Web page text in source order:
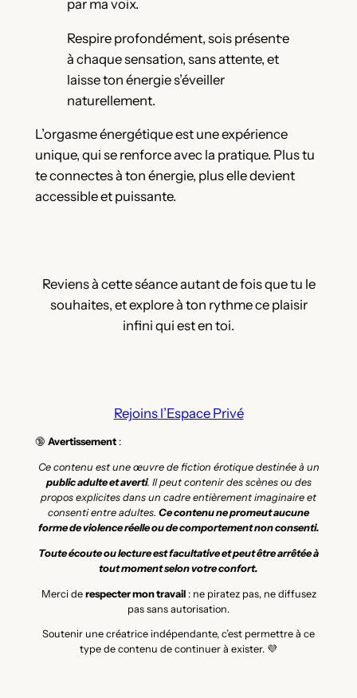
par ma voix.
Respire profondément, sois présent·e
à chaque sensation, sans attente, et
laisse ton énergie s’éveiller
naturellement.
L’orgasme énergétique est une expérience
unique, qui se renforce avec la pratique. Plus tu
te connectes à ton énergie, plus elle devient
accessible et puissante.
Reviens à cette séance autant de fois que tu le
souhaites, et explore à ton rythme ce plaisir
infini qui est en toi.
Rejoins l’Espace Privé
🔞 Avertissement:
Ce contenu est une œuvre de fiction érotique destinée à un
public adulte et averti. Il peut contenir des scènes ou des
propos explicites dans un cadre entièrement imaginaire et
consenti entre adultes. Ce contenu ne promeut aucune
forme de violence réelle ou de comportement non consenti.
Toute écoute ou lecture est facultative et peut être arrêtée à
tout moment selon votre confort.
Merci de respecter mon travail: ne piratez pas, ne diffusez
pas sans autorisation.
Soutenir une créatrice indépendante, c’est permettre à ce
type de contenu de continuer à exister. 💜